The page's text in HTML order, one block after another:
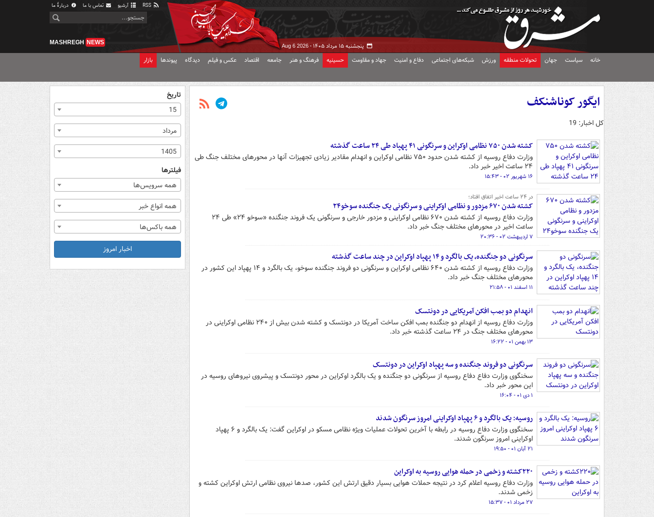
آرشیو تماس با ما دربارهٔ ما
پنجشنبه ۱۵ مرداد ۱۴۰۵ - Aug 6 2026
MASHREGH NEWS
خانه سیاست جهان تحولات منطقه ورزش شبکه‌های اجتماعی دفاع و امنیت جهاد و مقاومت حسینیه فرهنگ و هنر جامعه اقتصاد عکس و فیلم دیدگاه پیوندها بازار
ایگور کوناشنکف
کل اخبار: 19
کشته شدن ۷۵۰ نظامی اوکراین و سرنگونی ۴۱ پهپاد طی ۲۴ ساعت گذشته
وزارت دفاع روسیه از کشته شدن حدود ۷۵۰ نظامی اوکراین و انهدام مقادیر زیادی تجهیزات آنها در محورهای مختلف جنگ طی
۲۴ ساعت اخیر خبر داد.
۱۶ شهریور ۰۲ - ۱۵:۴۳
در ۲۴ ساعت اخیر اتفاق افتاد؛
کشته شدن ۶۷۰ مزدور و نظامی اوکراینی و سرنگونی یک جنگنده سوخو۲۴
وزارت دفاع روسیه از کشته شدن ۶۷۰ نظامی اوکراینی و مزدور خارجی و سرنگونی یک فروند جنگنده «سوخو ۲۴» طی ۲۴
ساعت اخیر در محورهای مختلف جنگ خبر داد.
۷ اردیبهشت ۰۲ - ۲۰:۳۶
سرنگونی دو جنگنده، یک بالگرد و ۱۴ پهپاد اوکراین در چند ساعت گذشته
وزارت دفاع روسیه از کشته شدن ۶۴۰ نظامی اوکراین و سرنگونی دو فروند جنگنده سوخو، یک بالگرد و ۱۴ پهپاد این کشور در
محورهای مختلف جنگ خبر داد.
۱۱ اسفند ۰۱ - ۲۱:۵۸
انهدام دو بمب افکن آمریکایی در دونتسک
وزارت دفاع روسیه از انهدام دو جنگنده بمب افکن ساخت آمریکا در دونتسک و کشته شدن بیش از ۲۴۰ نظامی اوکراینی در
محورهای مختلف جنگ در ۲۴ ساعت گذشته خبر داد.
۱۳ بهمن ۰۱ - ۱۶:۲۲
سرنگونی دو فروند جنگنده و سه پهپاد اوکراین در دونتسک
سخنگوی وزارت دفاع دفاع روسیه از سرنگونی دو جنگنده و یک بالگرد اوکراین در محور دونتسک و پیشروی نیروهای روسیه در
این محور خبر داد.
۱ دی ۰۱ - ۱۶:۰۴
روسیه: یک بالگرد و ۶ پهپاد اوکراینی امروز سرنگون شدند
سخنگوی وزارت دفاع روسیه در رابطه با آخرین تحولات عملیات ویژه نظامی مسکو در اوکراین گفت: یک بالگرد و ۶ پهپاد
اوکراینی امروز سرنگون شدند.
۲۱ آبان ۰۱ - ۱۹:۵۰
۲۲۰کشته و زخمی در حمله هوایی روسیه به اوکراین
وزارت دفاع روسیه اعلام کرد در نتیجه حملات هوایی بسیار دقیق ارتش این کشور، صدها نیروی نظامی ارتش اوکراین کشته و
زخمی شدند.
۲۷ مرداد ۰۱ - ۱۵:۳۷
تاریخ
15
مرداد
1405
فیلترها
همه سرویس‌ها
همه انواع خبر
همه باکس‌ها
اخبار امروز